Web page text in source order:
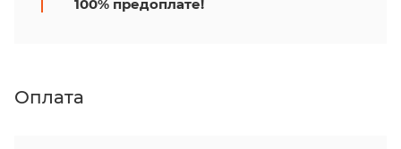
100% предоплате!
Оплата